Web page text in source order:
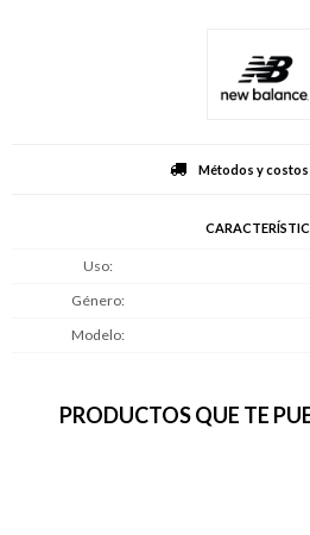
Métodos y costos
Uso
Género
Modelo
PRODUCTOS QUE TE